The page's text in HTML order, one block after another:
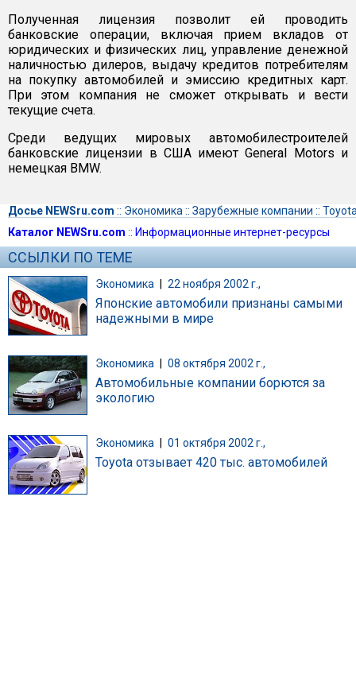
Полученная лицензия позволит ей проводить
банковские операции, включая прием вкладов от
юридических и физических лиц, управление денежной
наличностью дилеров, выдачу кредитов потребителям
на покупку автомобилей и эмиссию кредитных карт.
При этом компания не сможет открывать и вести
текущие счета.
Среди ведущих мировых автомобилестроителей
банковские лицензии в США имеют General Motors и
немецкая BMW.
Досье NEWSru.com :: Экономика :: Зарубежные компании ::
Каталог NEWSru.com :: Информационные интернет-ресурсы
ССЫЛКИ ПО ТЕМЕ
Экономика | 22 ноября 2002 г.,
Японские автомобили признаны самыми
надежными в мире
Экономика 08 октября 2002 г.,
Автомобильные компании борются за
экологию
Экономика 01 октября 2002 г.,
Toyota отзывает 420 тыс. автомобилей